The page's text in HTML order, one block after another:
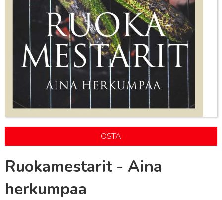
OSTA
Ruokamestarit - Aina
herkumpaa